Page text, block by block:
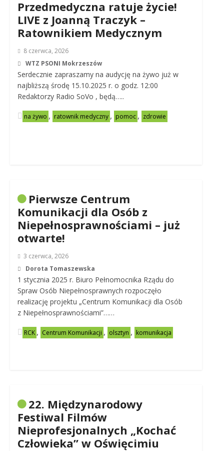
Przedmedyczna ratuje życie!
LIVE z Joanną Traczyk –
Ratownikiem Medycznym
8 czerwca, 2026
WTZ PSONI Mokrzeszów
Serdecznie zapraszamy na audycję na żywo już w
najbliższą środę 15.10.2025 r. o godz. 12:00
Redaktorzy Radio SoVo , będą…..
na żywo , ratownik medyczny , pomoc , zdrowie
Pierwsze Centrum
Komunikacji dla Osób z
Niepełnosprawnościami – już
otwarte!
3 czerwca, 2026
Dorota Tomaszewska
1 stycznia 2025 r. Biuro Pełnomocnika Rządu do
Spraw Osób Niepełnosprawnych rozpoczęło
realizację projektu „Centrum Komunikacji dla Osób
z Niepełnosprawnościami”……
RCK , Centrum Komunikacji , olsztyn , komunikacja
22. Międzynarodowy
Festiwal Filmów
Nieprofesjonalnych „Kochać
Człowieka” w Oświęcimiu